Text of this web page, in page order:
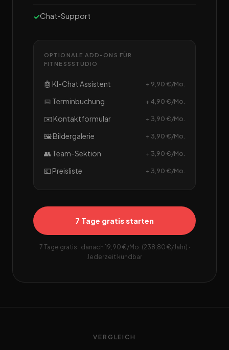
Chat-Support
OPTIONALE ADD-ONS FÜR
FITNESSSTUDIO
🤖 KI-Chat Assistent + 9,90 €/Mo.
📅 Terminbuchung + 4,90 €/Mo.
✉️ Kontaktformular + 3,90 €/Mo.
🖼️ Bildergalerie + 3,90 €/Mo.
👥 Team-Sektion + 3,90 €/Mo.
💶 Preisliste + 3,90 €/Mo.
7 Tage gratis starten
7 Tage gratis · danach 19,90 €/Mo. (238,80 €/Jahr) ·
Jederzeit kündbar
VERGLEICH